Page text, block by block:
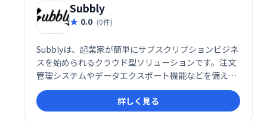
Subbly
0.0 (0件)
Subblyは、起業家が簡単にサブスクリプションビジネ
スを始められるクラウド型ソリューションです。注文
管理システムやデータエクスポート機能などを備え、
スムーズなビジネス運営をサポートします。複雑な設
定は不要で、直感的な操作でサブスクリプションビジ
ネスを構築できます。
詳しく見る